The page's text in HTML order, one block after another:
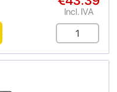
Incl. IVA